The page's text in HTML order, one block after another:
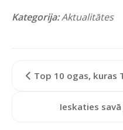
Kategorija:Aktualitātes
Top 10 ogas, kuras
Ieskaties